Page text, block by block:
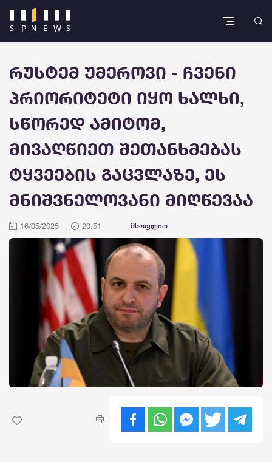
რუსტემ უმეროვი - ჩვენი
პრიორიტეტი იყო ხალხი,
სწორედ ამიტომ,
მივაღწიეთ შეთანხმებას
ტყვეების გაცვლაზე, ეს
მნიშვნელოვანი მიღწევაა
16/05/2025 20:51 მსოფლიო